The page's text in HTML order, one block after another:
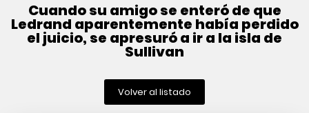
Cuando su amigo se enteró de que
Ledrand aparentemente había perdido
el juicio, se apresuró a ir a la isla de
Sullivan
Volver al listado